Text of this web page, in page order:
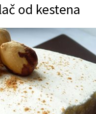
od kestena